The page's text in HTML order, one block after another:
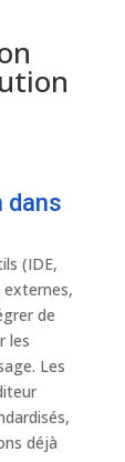
dans
(IDE,
de
les
Les
déjà